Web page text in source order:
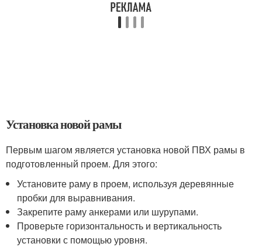
Установка новой рамы
Первым шагом является установка новой ПВХ рамы в
подготовленный проем. Для этого:
Установите раму в проем, используя деревянные
пробки для выравнивания.
Закрепите раму анкерами или шурупами.
Проверьте горизонтальность и вертикальность
установки с помощью уровня.